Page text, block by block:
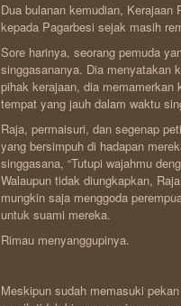
Dua bulanan kemudian,
kepada Pagarbesi sejak masih
Sore harinya, seorang pemuda
singgasananya. Dia menyatakan
pihak kerajaan, dia memamerkan
tempat yang jauh dalam waktu
Raja, permaisuri, dan segenap
yang bersimpuh di hadapan
singgasana, “Tutupi wajahmu
Walaupun tidak diungkapkan,
mungkin saja menggoda
untuk suami mereka.
Rimau menyanggupinya.
Meskipun sudah memasuki